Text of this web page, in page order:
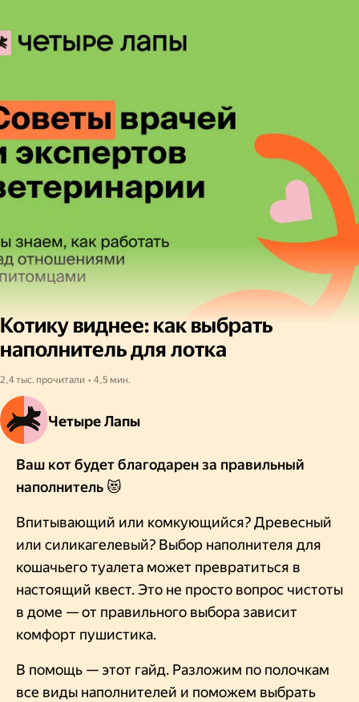
Котику виднее: как выбрать
наполнитель для лотка
2,4 тыс. прочитали • 4,5 мин.
Четыре Лапы
Ваш кот будет благодарен за правильный
наполнитель 😻
Впитывающий или комкующийся? Древесный
или силикагелевый? Выбор наполнителя для
кошачьего туалета может превратиться в
настоящий квест. Это не просто вопрос чистоты
в доме — от правильного выбора зависит
комфорт пушистика.
В помощь — этот гайд. Разложим по полочкам
все виды наполнителей и поможем выбрать